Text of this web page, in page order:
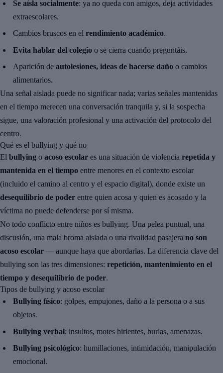
Se aísla socialmente: ya no queda con amigos, deja actividades
extraescolares.
Cambios bruscos en elrendimiento académico.
Evita hablar del colegio o se cierra cuando preguntáis.
Aparición deautolesiones, ideas de hacerse daño o cambios
alimentarios.
Una señal aislada puede no significar nada; varias señales mantenidas
en el tiempo merecen una conversación tranquila y, si la sospecha
sigue, una valoración profesional y una activación del protocolo del
centro.
Qué es el bullying y qué no
El bullying o acoso escolar es una situación de violencia repetida y
mantenida en el tiempo entre menores en el contexto escolar
(incluido el camino al centro y el espacio digital), donde existe un
desequilibrio de poder entre quien acosa y quien es acosado y la
víctima no puede defenderse por sí misma.
No todo conflicto entre niños es bullying. Una pelea puntual, una
discusión, una mala broma aislada o una rivalidad pasajera no son
acoso escolar — aunque haya que abordarlas. La diferencia clave del
bullying son las tres dimensiones: repetición, mantenimiento en el
tiempo y desequilibrio de poder.
Tipos de bullying y acoso escolar
Bullying físico: golpes, empujones, daño a la persona o a sus
objetos.
Bullying verbal: insultos, motes hirientes, burlas, amenazas.
Bullying psicológico: humillaciones, intimidación, manipulación
emocional.